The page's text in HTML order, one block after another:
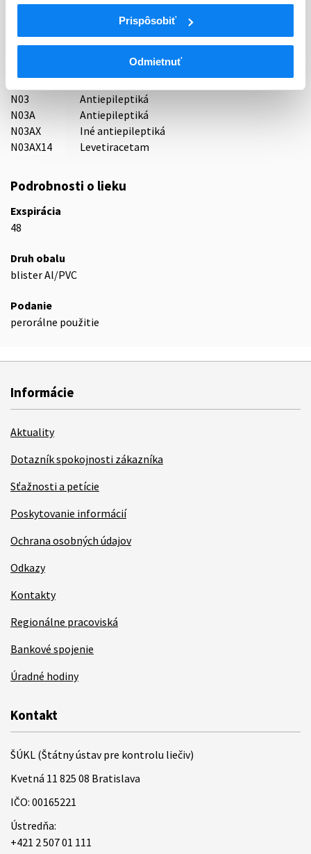
Prispôsobiť
Odmietnuť
21 - ANTIEPILEPTICA, ANTICONVULSIVA
N03
Antiepileptiká
N03A
Antiepileptiká
N03AX
Iné antiepileptiká
N03AX14
Levetiracetam
Podrobnosti o lieku
Exspirácia
48
Druh obalu
blister Al/PVC
Podanie
perorálne použitie
Informácie
Aktuality
Dotazník spokojnosti zákazníka
Sťažnosti a petície
Poskytovanie informácií
Ochrana osobných údajov
Odkazy
Kontakty
Regionálne pracoviská
Bankové spojenie
Úradné hodiny
Kontakt
ŠÚKL (Štátny ústav pre kontrolu liečiv)
Kvetná 11 825 08 Bratislava
IČO: 00165221
Ústredňa:
+421 2 507 01 111